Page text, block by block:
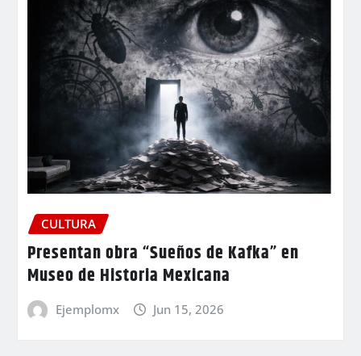
CULTURA
Presentan obra “Sueños de Kafka” en
Museo de Historia Mexicana
Ejemplomx Jun 15, 2026